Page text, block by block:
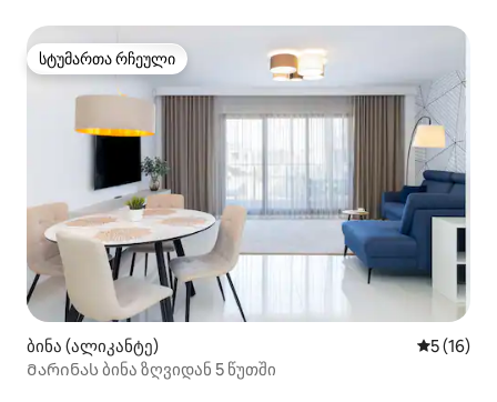
სტუმართა რჩეული
სტუმართა რჩეული
ბინა (ალიკანტე) საშუალო
5 (16)
Მარინას ბინა ზღვიდან 5 წუთში